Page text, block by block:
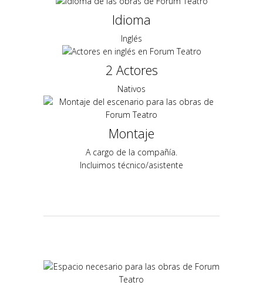
Idioma
Inglés
2 Actores
Nativos
Montaje
A cargo de la compañía.
Incluimos técnico/asistente